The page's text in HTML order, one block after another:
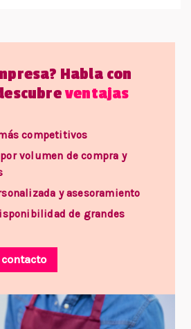
Habla con
ventajas
competitivos
volumen de compra y
y asesoramiento
de grandes